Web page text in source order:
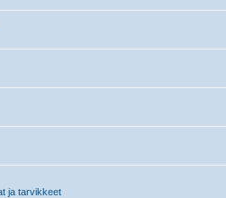
ja tarvikkeet